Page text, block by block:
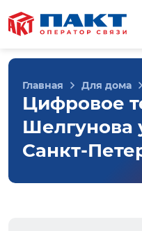
Главная Для дома
Цифровое
Шелгунова
Санкт-